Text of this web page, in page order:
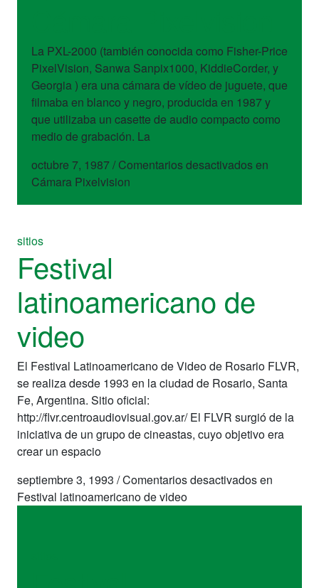
La PXL-2000 (también conocida como Fisher-Price
PixelVision, Sanwa Sanpix1000, KiddieCorder, y
Georgia ) era una cámara de vídeo de juguete, que
filmaba en blanco y negro, producida en 1987 y
que utilizaba un casette de audio compacto como
medio de grabación. La
octubre 7, 1987/ Comentarios desactivadosen
Cámara Pixelvision
sitios
Festival
latinoamericano de
video
El Festival Latinoamericano de Video de Rosario FLVR,
se realiza desde 1993 en la ciudad de Rosario, Santa
Fe, Argentina. Sitio oficial:
http://flvr.centroaudiovisual.gov.ar/ El FLVR surgió de la
iniciativa de un grupo de cineastas, cuyo objetivo era
crear un espacio
septiembre 3, 1993 /Comentarios desactivadosen
Festival latinoamericano de video